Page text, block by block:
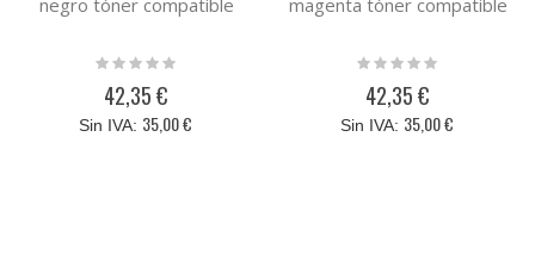
negro tóner compatible
Rating:
42,35 €
35,00 €
magenta tóner compatible
Rating:
42,35 €
35,00 €